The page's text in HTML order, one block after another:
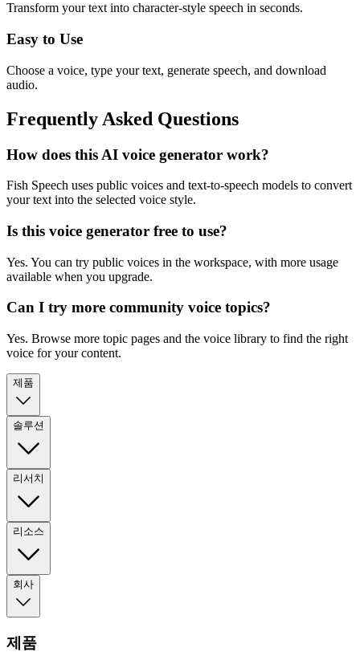
Transform your text into character-style speech in seconds.
Easy to Use
Choose a voice, type your text, generate speech, and download
audio.
Frequently Asked Questions
How does this AI voice generator work?
Fish Speech uses public voices and text-to-speech models to convert
your text into the selected voice style.
Is this voice generator free to use?
Yes. You can try public voices in the workspace, with more usage
available when you upgrade.
Can I try more community voice topics?
Yes. Browse more topic pages and the voice library to find the right
voice for your content.
제품
솔루션
리서치
리소스
회사
제품